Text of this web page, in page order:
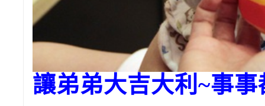
讓弟弟大吉大利~事